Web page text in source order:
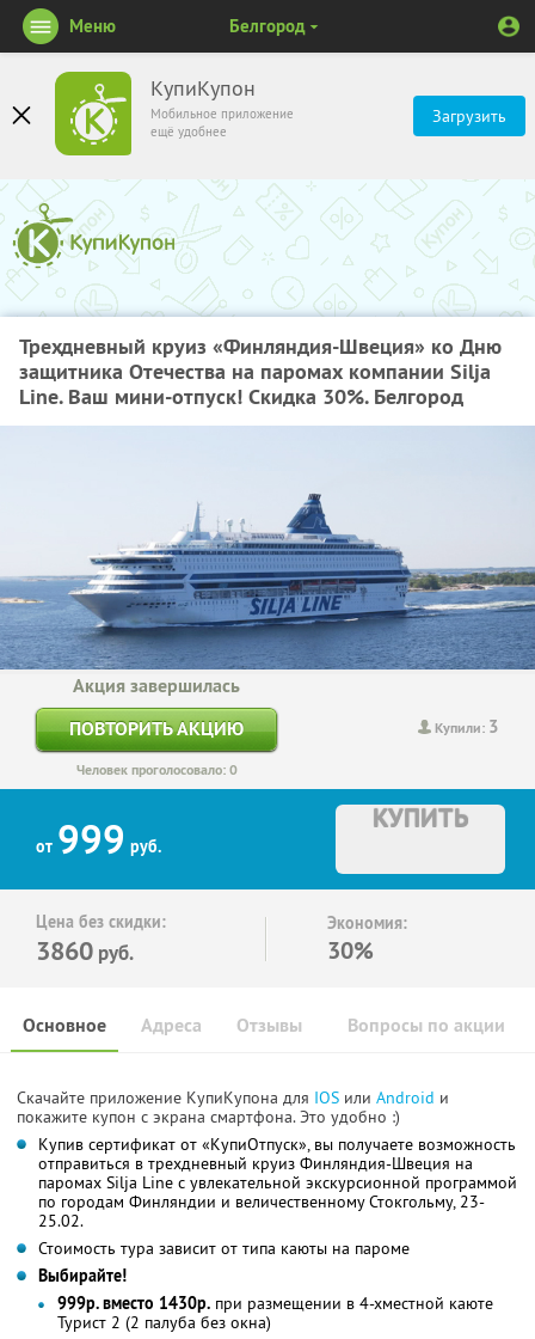
КупиКупон
Мобильное приложение
ещё удобнее
Загрузить
Меню Белгород
Трехдневный круиз «Финляндия-Швеция» ко Дню
защитника Отечества на паромах компании Silja
Line. Ваш мини-отпуск! Скидка 30%. Белгород
Купили: 3
Акция завершилась
ПОВТОРИТЬ АКЦИЮ
Человек проголосовало: 0
от 999 руб.
КУПИТЬ
Цена без скидки:
3860 руб.
Экономия:
30%
Основное Отзывы Вопросы по акции
Адреса
Скачайте приложение КупиКупона для IOS или Android и
покажите купон с экрана смартфона. Это удобно :)
Купив сертификат от «КупиОтпуск», вы получаете возможность
отправиться в трехдневный круиз Финляндия-Швеция на
паромах Silja Line с увлекательной экскурсионной программой
по городам Финляндии и величественному Стокгольму, 23-
25.02.
Стоимость тура зависит от типа каюты на пароме
Выбирайте!
999р. вместо 1430р. при размещении в 4-хместной каюте
Турист 2 (2 палуба без окна)